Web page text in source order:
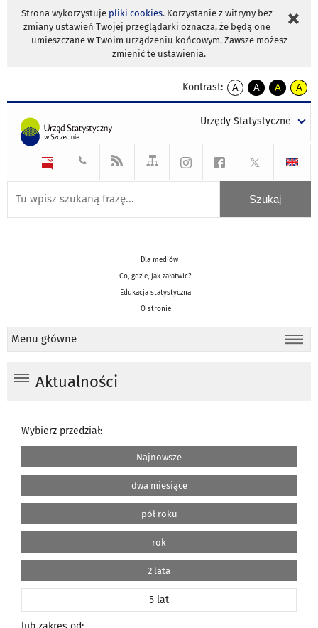
Strona wykorzystuje pliki cookies. Korzystanie z witryny bez
zmiany ustawień Twojej przeglądarki oznacza, że będą one
umieszczane w Twoim urządzeniu końcowym. Zawsze możesz
zmienić te ustawienia.
Kontrast:
A
kontrast
A
kontrast
tekst
czarnym
A
kontrast
tekst
czarnym
A
tekst
żółtym
Urzędy Statystyczne
Dla mediów
Co, gdzie, jak załatwić?
Edukacja statystyczna
O stronie
Menu główne
Aktualności
Wybierz przedział:
Najnowsze
dwa miesiące
pół roku
rok
2 lata
5 lat